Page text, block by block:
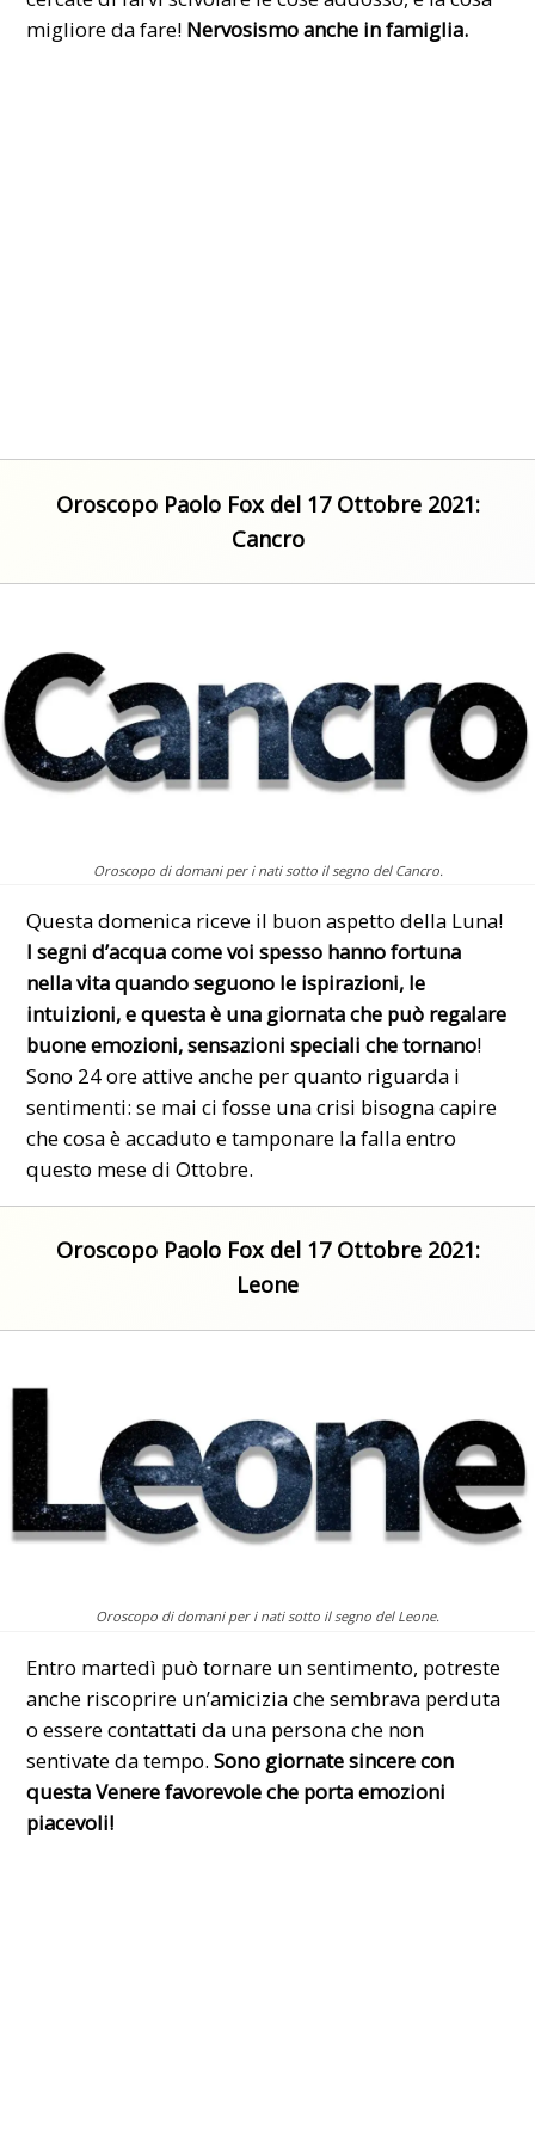
migliore da fare! Nervosismo anche in famiglia.
Oroscopo Paolo Fox del 17 Ottobre 2021:
Cancro
Oroscopo di domani per i nati sotto il segno del Cancro.
Questa domenica riceve il buon aspetto della Luna!
I segni d’acqua come voi spesso hanno fortuna
nella vita quando seguono le ispirazioni, le
intuizioni, e questa è una giornata che può regalare
buone emozioni, sensazioni speciali che tornano!
Sono 24 ore attive anche per quanto riguarda i
sentimenti: se mai ci fosse una crisi bisogna capire
che cosa è accaduto e tamponare la falla entro
questo mese di Ottobre.
Oroscopo Paolo Fox del 17 Ottobre 2021:
Leone
Oroscopo di domani per i nati sotto il segno del Leone.
Entro martedì può tornare un sentimento, potreste
anche riscoprire un’amicizia che sembrava perduta
o essere contattati da una persona che non
sentivate da tempo.Sono giornate sincere con
questa Venere favorevole che porta emozioni
piacevoli!